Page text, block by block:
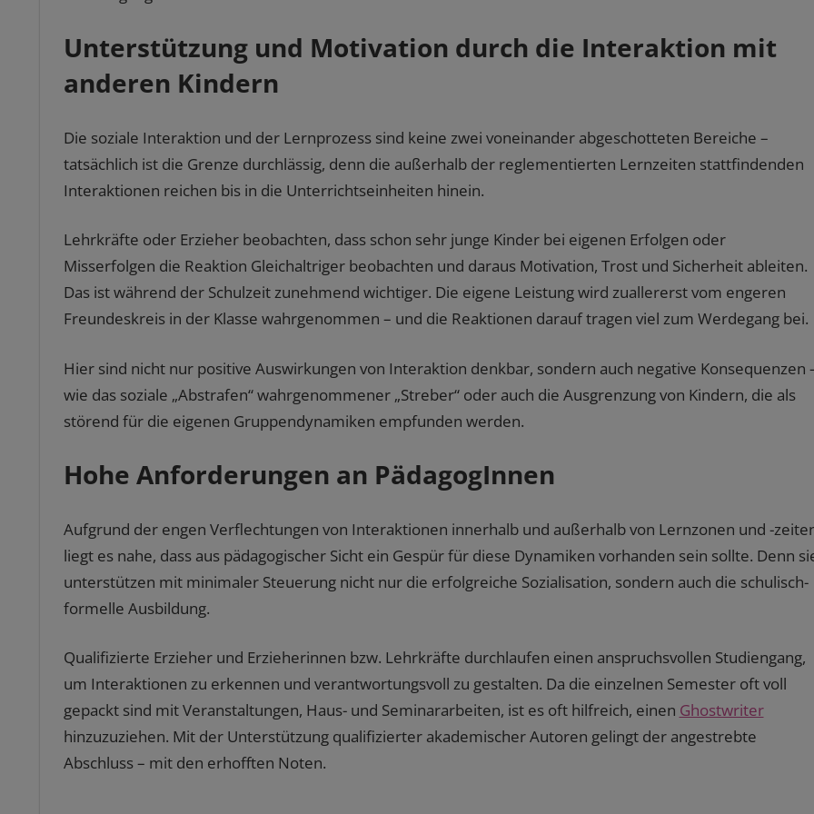
Unterstützung und Motivation durch die Interaktion mit
anderen Kindern
Die soziale Interaktion und der Lernprozess sind keine zwei voneinander abgeschotteten Bereiche –
tatsächlich ist die Grenze durchlässig, denn die außerhalb der reglementierten Lernzeiten stattfindenden
Interaktionen reichen bis in die Unterrichtseinheiten hinein.
Lehrkräfte oder Erzieher beobachten, dass schon sehr junge Kinder bei eigenen Erfolgen oder
Misserfolgen die Reaktion Gleichaltriger beobachten und daraus Motivation, Trost und Sicherheit ableiten.
Das ist während der Schulzeit zunehmend wichtiger. Die eigene Leistung wird zuallererst vom engeren
Freundeskreis in der Klasse wahrgenommen – und die Reaktionen darauf tragen viel zum Werdegang bei.
Hier sind nicht nur positive Auswirkungen von Interaktion denkbar, sondern auch negative Konsequenzen
wie das soziale „Abstrafen“ wahrgenommener „Streber“ oder auch die Ausgrenzung von Kindern, die als
störend für die eigenen Gruppendynamiken empfunden werden.
Hohe Anforderungen an PädagogInnen
Aufgrund der engen Verflechtungen von Interaktionen innerhalb und außerhalb von Lernzonen und -
liegt es nahe, dass aus pädagogischer Sicht ein Gespür für diese Dynamiken vorhanden sein sollte. Denn
unterstützen mit minimaler Steuerung nicht nur die erfolgreiche Sozialisation, sondern auch die schulisch-
formelle Ausbildung.
Qualifizierte Erzieher und Erzieherinnen bzw. Lehrkräfte durchlaufen einen anspruchsvollen Studiengang,
um Interaktionen zu erkennen und verantwortungsvoll zu gestalten. Da die einzelnen Semester oft voll
gepackt sind mit Veranstaltungen, Haus- und Seminararbeiten, ist es oft hilfreich, einen Ghostwriter
hinzuzuziehen. Mit der Unterstützung qualifizierter akademischer Autoren gelingt der angestrebte
Abschluss – mit den erhofften Noten.